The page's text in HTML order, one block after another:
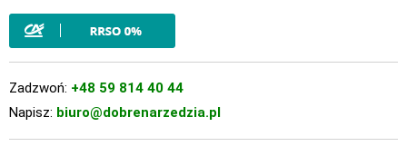
Zadzwoń: +48 59 814 40 44
Napisz: biuro@dobrenarzedzia.pl